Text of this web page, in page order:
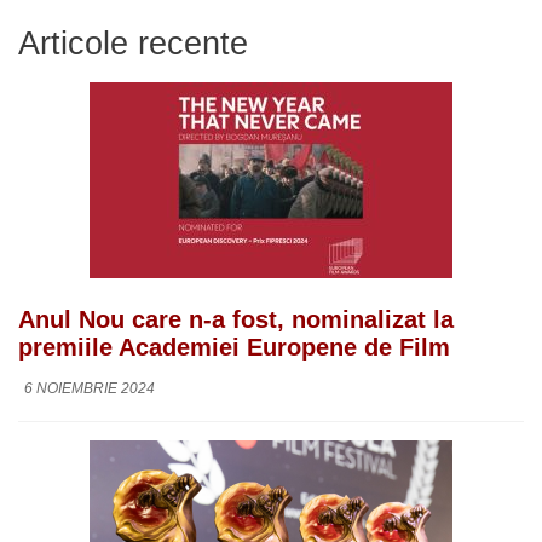
Articole recente
Anul Nou care n-a fost, nominalizat la
premiile Academiei Europene de Film
6 NOIEMBRIE 2024